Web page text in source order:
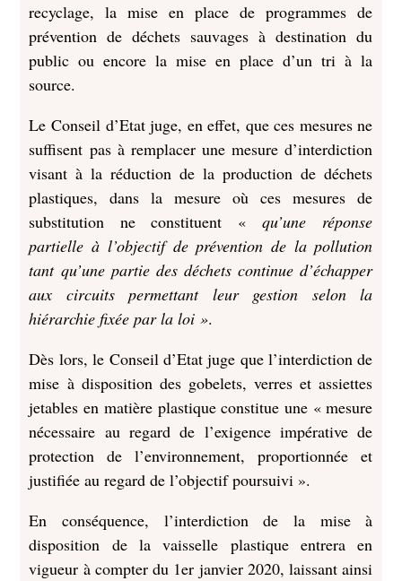
recyclage, la mise en place de programmes de
prévention de déchets sauvages à destination du
public ou encore la mise en place d’un tri à la
source.
Le Conseil d’Etat juge, en effet, que ces mesures ne
suffisent pas à remplacer une mesure d’interdiction
visant à la réduction de la production de déchets
plastiques, dans la mesure où ces mesures de
substitution ne constituent «qu’une réponse
partielle à l’objectif de prévention de la pollution
tant qu’une partie des déchets continue d’échapper
aux circuits permettant leur gestion selon la
hiérarchie fixée par la loi ».
Dès lors, le Conseil d’Etat juge que l’interdiction de
mise à disposition des gobelets, verres et assiettes
jetables en matière plastique constitue une « mesure
nécessaire au regard de l’exigence impérative de
protection de l’environnement, proportionnée et
justifiée au regard de l’objectif poursuivi ».
En conséquence, l’interdiction de la mise à
disposition de la vaisselle plastique entrera en
vigueur à compter du 1er janvier 2020, laissant ainsi